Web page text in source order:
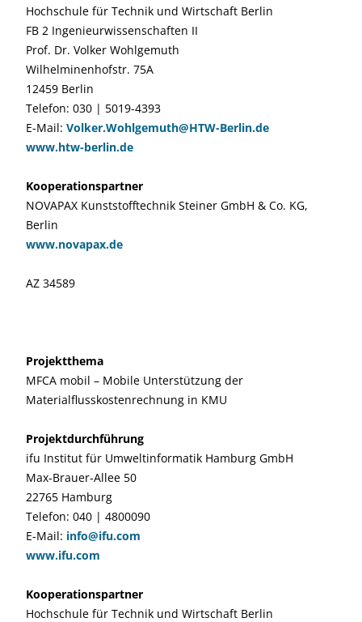
Hochschule für Technik und Wirtschaft Berlin
FB 2 Ingenieurwissenschaften II
Prof. Dr. Volker Wohlgemuth
Wilhelminenhofstr. 75A
12459 Berlin
Telefon: 030 | 5019-4393
E-Mail: Volker.Wohlgemuth@HTW-Berlin.de
www.htw-berlin.de
Kooperationspartner
NOVAPAX Kunststofftechnik Steiner GmbH & Co. KG,
Berlin
www.novapax.de
AZ 34589
Projektthema
MFCA mobil – Mobile Unterstützung der
Materialflusskostenrechnung in KMU
Projektdurchführung
ifu Institut für Umweltinformatik Hamburg GmbH
Max-Brauer-Allee 50
22765 Hamburg
Telefon: 040 | 4800090
E-Mail: info@ifu.com
www.ifu.com
Kooperationspartner
Hochschule für Technik und Wirtschaft Berlin